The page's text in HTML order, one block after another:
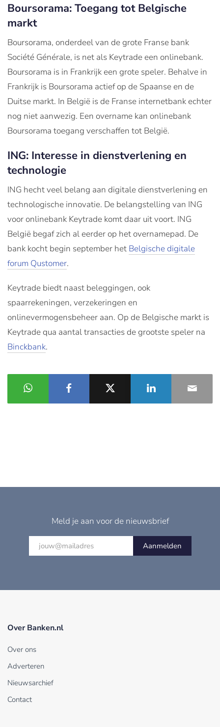
Boursorama: Toegang tot Belgische
markt
Boursorama, onderdeel van de grote Franse bank
Société Générale, is net als Keytrade een onlinebank.
Boursorama is in Frankrijk een grote speler. Behalve in
Frankrijk is Boursorama actief op de Spaanse en de
Duitse markt. In België is de Franse internetbank echter
nog niet aanwezig. Een overname kan onlinebank
Boursorama toegang verschaffen tot België.
ING: Interesse in dienstverlening en
technologie
ING hecht veel belang aan digitale dienstverlening en
technologische innovatie. De belangstelling van ING
voor onlinebank Keytrade komt daar uit voort. ING
België begaf zich al eerder op het overnamepad. De
bank kocht begin september het Belgische digitale
forum Qustomer.
Keytrade biedt naast beleggingen, ook
spaarrekeningen, verzekeringen en
onlinevermogensbeheer aan. Op de Belgische markt is
Keytrade qua aantal transacties de grootste speler na
Binckbank.
Meld je aan voor de nieuwsbrief
Aanmelden
Over Banken.nl
Over ons
Adverteren
Nieuwsarchief
Contact